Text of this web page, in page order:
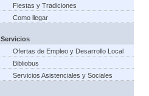
Fiestas y Tradiciones
Como llegar
Servicios
Ofertas de Empleo y Desarrollo Local
Bibliobus
Servicios Asistenciales y Sociales